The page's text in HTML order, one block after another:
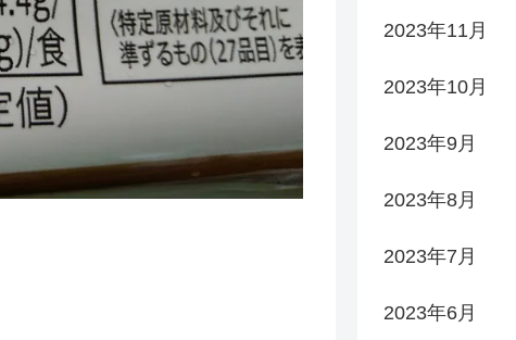
2023年11月
2023年10月
2023年9月
2023年8月
2023年7月
2023年6月